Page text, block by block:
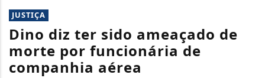
JUSTIÇA
Dino diz ter sido ameaçado de
morte por funcionária de
companhia aérea